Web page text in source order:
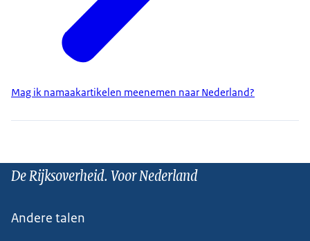
Mag ik namaakartikelen meenemen naar Nederland?
De Rijksoverheid. Voor Nederland
Andere talen